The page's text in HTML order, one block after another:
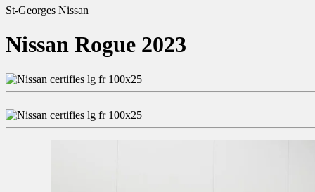
St-Georges Nissan
Nissan Rogue 2023